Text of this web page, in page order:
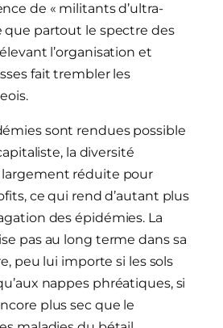
de « militants d’ultra-
que partout le spectre des
l’organisation et
fait trembler les
sont rendues possible
la diversité
réduite pour
ce qui rend d’autant plus
des épidémies. La
pas au long terme dans sa
peu lui importe si les sols
nappes phréatiques, si
plus sec que le